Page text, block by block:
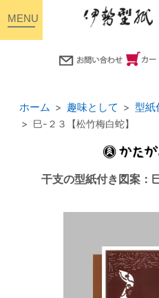
ホーム 趣味として 型紙
巳-２３【松竹梅白蛇】
干支の型紙付き図案：
toggle
navigation